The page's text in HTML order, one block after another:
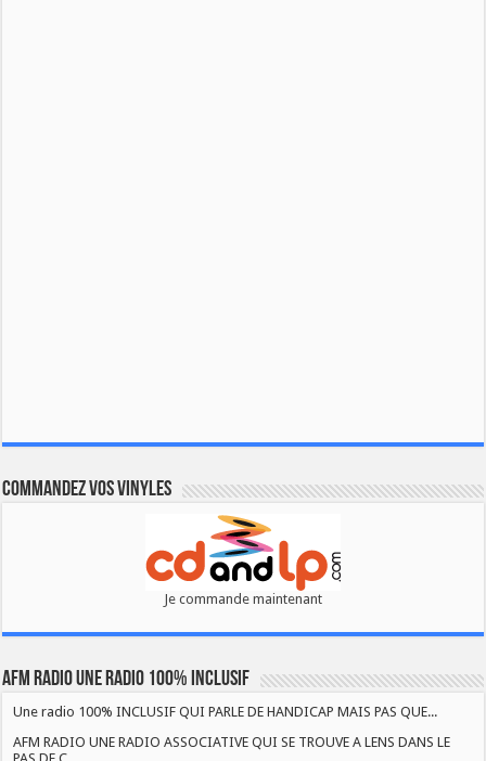
Commandez vos vinyles
Je commande maintenant
AFM RADIO UNE RADIO 100% INCLUSIF
Une radio 100% INCLUSIF QUI PARLE DE HANDICAP MAIS PAS QUE...
AFM RADIO UNE RADIO ASSOCIATIVE QUI SE TROUVE A LENS DANS LE